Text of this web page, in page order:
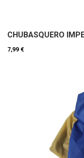
CHUBASQUERO
7,99 €